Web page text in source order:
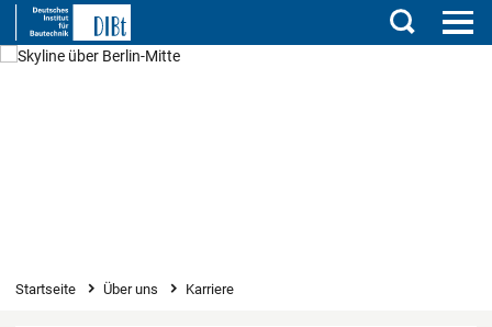
Suchen
Karriere
Sie sind hier
Startseite Über uns Karriere